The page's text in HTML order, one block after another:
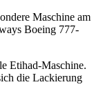
Maschine am
Boeing 777-
Etihad-Maschine.
die Lackierung